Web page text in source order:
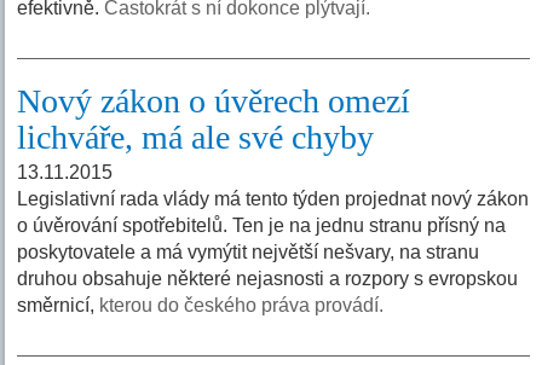
efektivně.Častokrát s ní dokonce plýtvají.
Nový zákon o úvěrech omezí
lichváře, má ale své chyby
13.11.2015
Legislativní rada vlády má tento týden projednat nový zákon
o úvěrování spotřebitelů. Ten je na jednu stranu přísný na
poskytovatele a má vymýtit největší nešvary, na stranu
druhou obsahuje některé nejasnosti a rozpory s evropskou
směrnicí, kterou do českého práva provádí.